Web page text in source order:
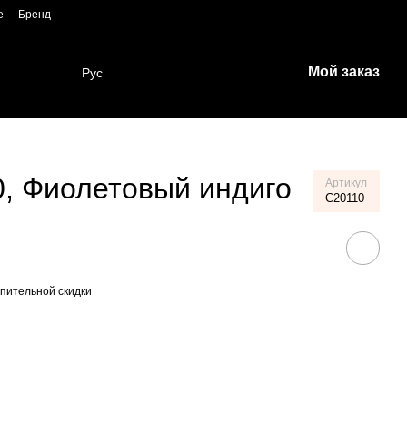
Бренд
Рус Мой заказ
Фиолетовый индиго Артикул
C20110
скидки